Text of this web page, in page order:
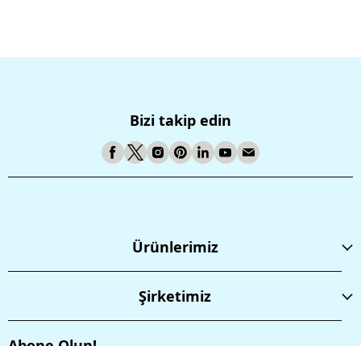
Bizi takip edin
Ürünlerimiz
Şirketimiz